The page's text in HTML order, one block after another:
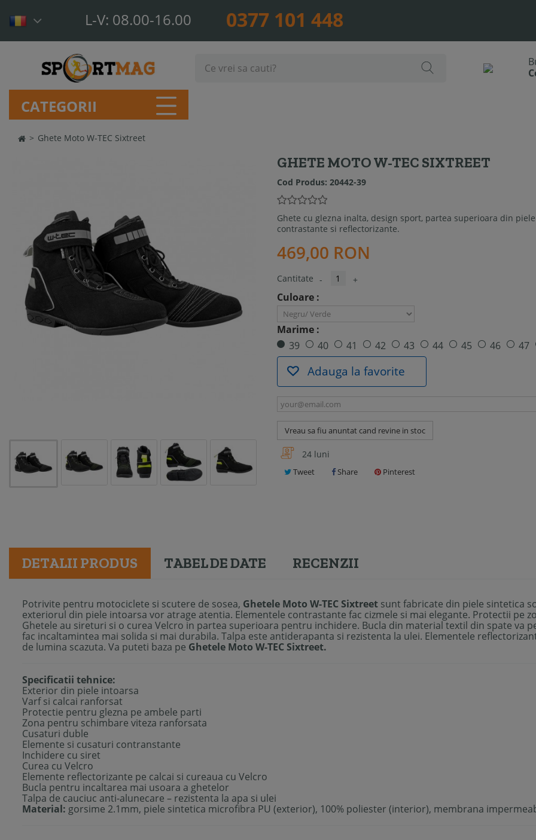
L-V: 08.00-16.00 0377 101 448
CATEGORII
> Ghete Moto W-TEC Sixtreet
GHETE MOTO W-TEC SIXTREET
Cod Produs: 20442-39
Ghete cu glezna inalta, design sport, partea superioara din
contrastante si reflectorizante.
469,00 RON
Cantitate - +
Culoare :
Marime :
39
40 41 42 43 44 45 46 47
Adauga la favorite
Vreau sa fiu anuntat cand revine in stoc
24 luni
Tweet Share Pinterest
DETALII PRODUS TABEL DE DATE RECENZII
Potrivite pentru motociclete si scutere de sosea, Ghetele Moto W-TEC Sixtreet sunt fabricate din piele sintetica
exteriorul din piele intoarsa vor atrage atentia. Elementele contrastante fac cizmele si mai elegante. Protectii pe
Ghetele au sireturi si o curea Velcro in partea superioara pentru inchidere. Bucla din material textil din spate va
fac incaltamintea mai solida si mai durabila. Talpa este antiderapanta si rezistenta la ulei. Elementele
de lumina scazuta. Va puteti baza pe Ghetele Moto W-TEC Sixtreet.
Specificatii tehnice:
Exterior din piele intoarsa
Varf si calcai ranforsat
Protectie pentru glezna pe ambele parti
Zona pentru schimbare viteza ranforsata
Cusaturi duble
Elemente si cusaturi contranstante
Inchidere cu siret
Curea cu Velcro
Elemente reflectorizante pe calcai si cureaua cu Velcro
Bucla pentru incaltarea mai usoara a ghetelor
Talpa de cauciuc anti-alunecare – rezistenta la apa si ulei
Material: gorsime 2.1mm, piele sintetica microfibra PU (exterior), 100% poliester (interior), membrana